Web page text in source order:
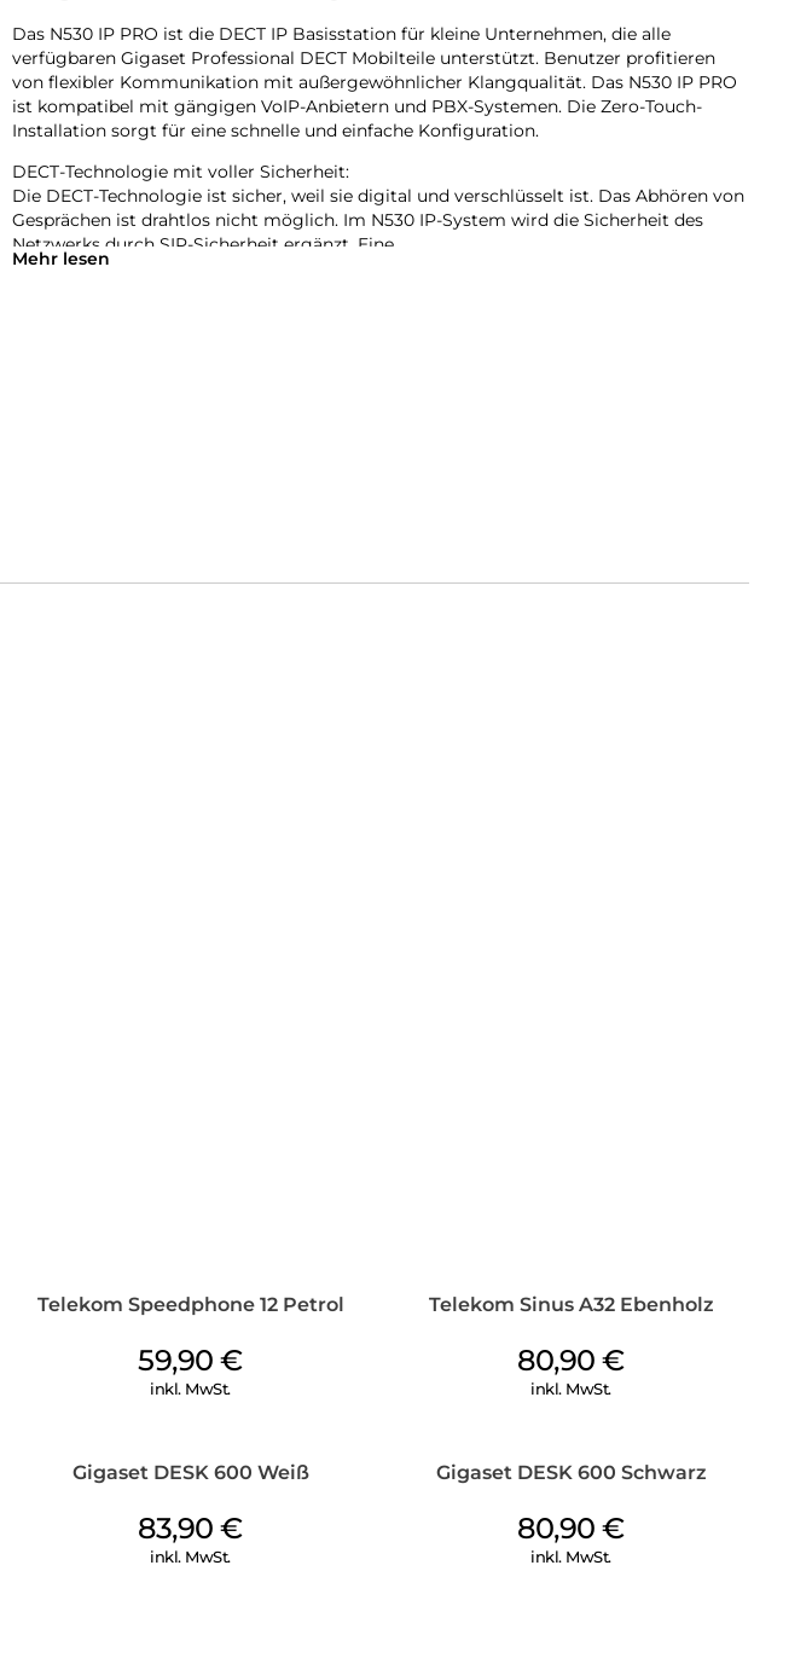
Das N530 IP PRO ist die DECT IP Basisstation für kleine Unternehmen, die alle
verfügbaren Gigaset Professional DECT Mobilteile unterstützt. Benutzer profitieren
von flexibler Kommunikation mit außergewöhnlicher Klangqualität. Das N530 IP PRO
ist kompatibel mit gängigen VoIP-Anbietern und PBX-Systemen. Die Zero-Touch-
Installation sorgt für eine schnelle und einfache Konfiguration.
DECT-Technologie mit voller Sicherheit:
Die DECT-Technologie ist sicher, weil sie digital und verschlüsselt ist. Das Abhören von
Gesprächen ist drahtlos nicht möglich. Im N530 IP-System wird die Sicherheit des
Netzwerks durch SIP-Sicherheit ergänzt. Eine
durchgängige Sicherheit ist gewährleistet. Die Sicherheit umfasst SRTP/SIPS/TLS,
Mehr lesen
Telekom Speedphone 12 Petrol
59,90€
inkl. MwSt.
Telekom Sinus A32 Ebenholz
80,90€
inkl. MwSt.
Gigaset DESK 600 Weiß
83,90€
inkl. MwSt.
Gigaset DESK 600 Schwarz
80,90€
inkl. MwSt.